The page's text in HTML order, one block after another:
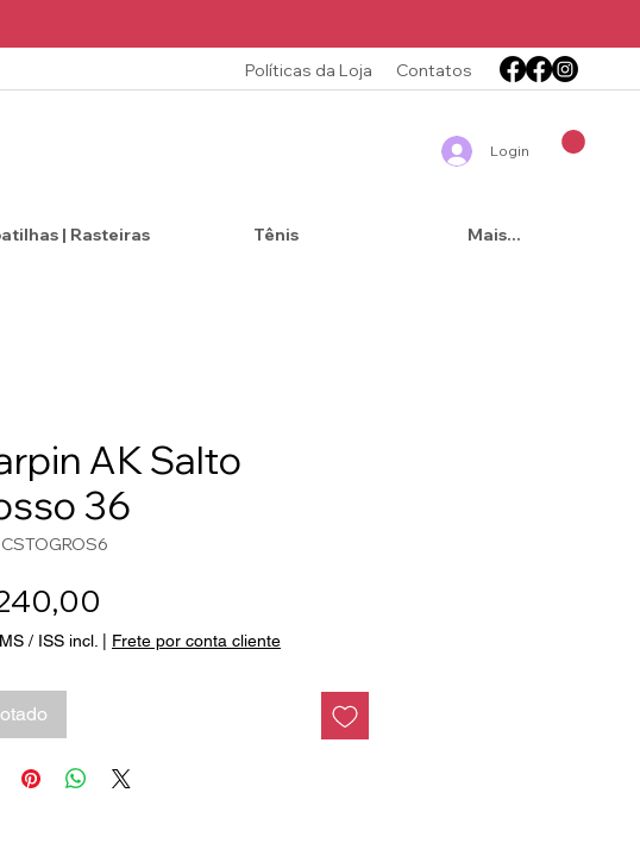
Políticas da Loja Contatos
Login
| Rasteiras Tênis Mais...
AK Salto
36
/ ISS incl. Frete por conta cliente